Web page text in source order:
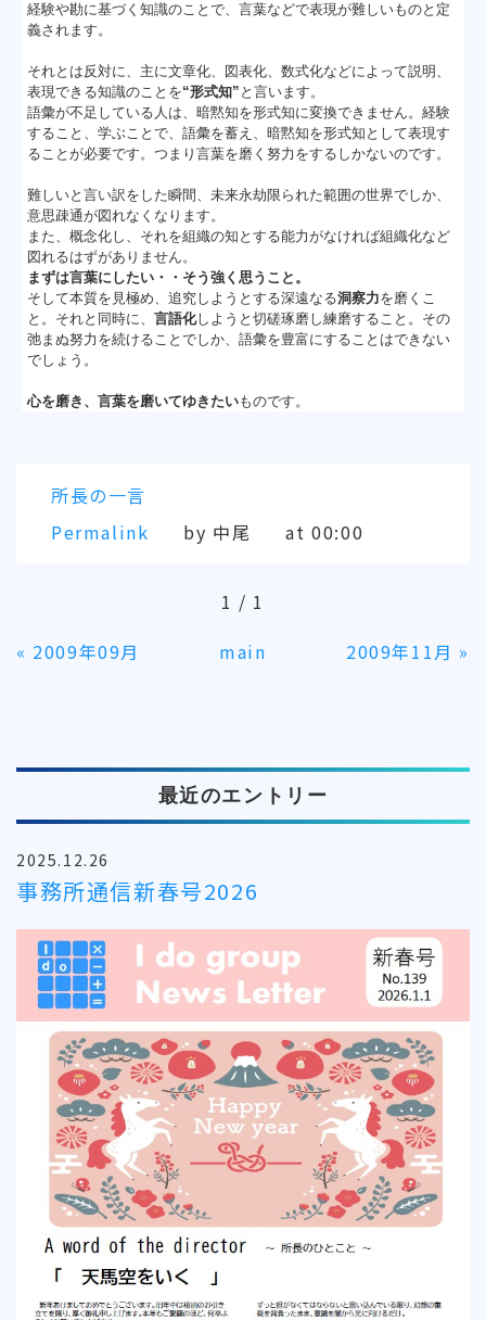
経験や勘に基づく知識のことで、言葉などで表現が難しいものと定
義されます。
それとは反対に、主に文章化、図表化、数式化などによって説明、
表現できる知識のことを“形式知” と言います。
語彙が不足している人は、暗黙知を形式知に変換できません。経験
すること、学ぶことで、語彙を蓄え、暗黙知を形式知として表現す
ることが必要です。つまり言葉を磨く努力をするしかないのです。
難しいと言い訳をした瞬間、未来永劫限られた範囲の世界でしか、
意思疎通が図れなくなります。
また、概念化し、それを組織の知とする能力がなければ組織化など
図れるはずがありません。
まずは言葉にしたい・・そう強く思うこと。
そして本質を見極め、追究しようとする深遠なる洞察力を磨くこ
と。それと同時に、 言語化しようと切磋琢磨し練磨すること。その
弛まぬ努力を続けることでしか、語彙を豊富にすることはできない
でしょう。
心を磨き、言葉を磨いてゆきたいものです。
所長の一言
Permalink
by 中尾 at 00:00
1 / 1
« 2009年09月 main 2009年11月 »
最近のエントリー
2025.12.26
事務所通信新春号2026